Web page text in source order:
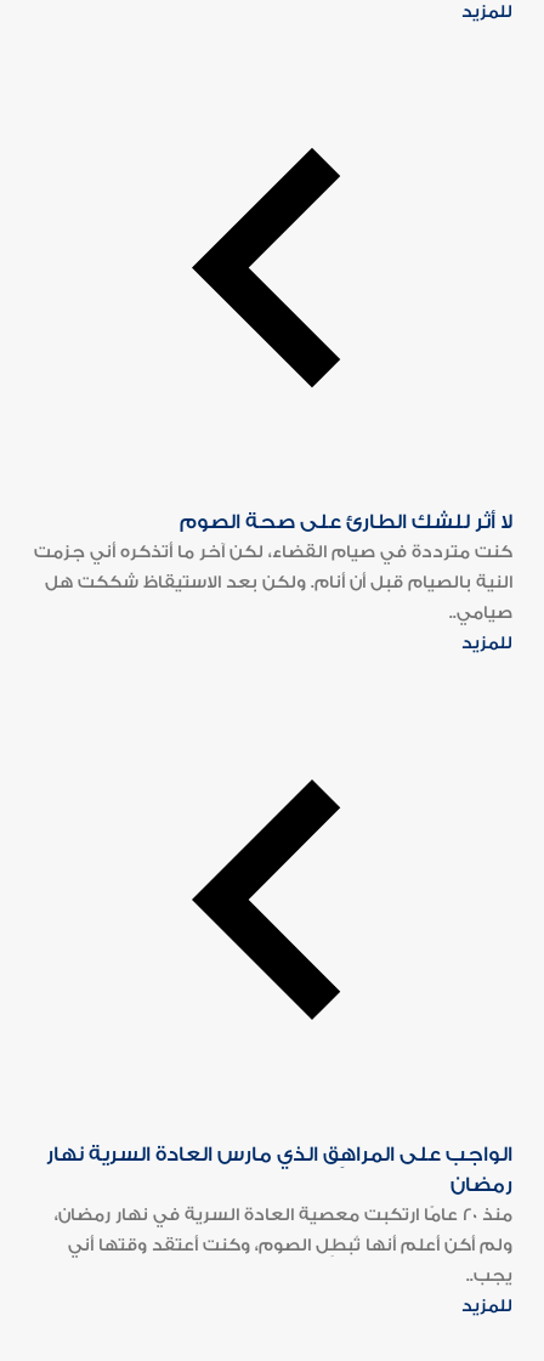
للمزيد
لا أثر للشك الطارئ على صحة الصوم
كنت مترددة في صيام القضاء، لكن آخر ما أتذكره أني جزمت
النية بالصيام قبل أن أنام. ولكن بعد الاستيقاظ شككت هل
صيامي..
للمزيد
الواجب على المراهِق الذي مارس العادة السرية نهار
رمضان
منذ 20 عامًا ارتكبت معصية العادة السرية في نهار رمضان،
ولم أكن أعلم أنها تُبطِل الصوم، وكنت أعتقد وقتها أني
يجب..
للمزيد